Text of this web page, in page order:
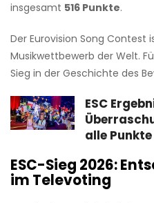
insgesamt 516 Punkte.
Der Eurovision Song Contest
Musikwettbewerb der Welt.
Sieg in der Geschichte des
ESC
alle
ESC-Sieg 2026:
im Televoting